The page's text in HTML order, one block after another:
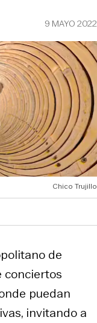
9 MAYO 2022
Chico Trujillo
de
conciertos
puedan
invitando a